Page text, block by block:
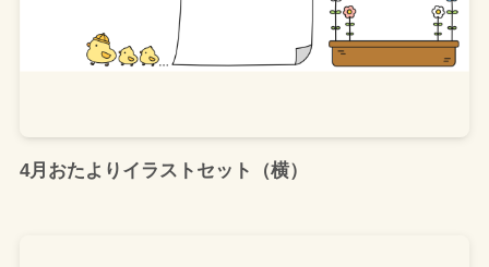
4月おたよりイラストセット（横）